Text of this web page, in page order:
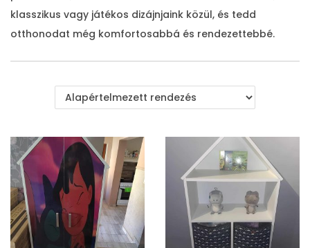
a
t
n
n
t
klasszikus vagy játékos dizájnjaink közül, és tedd
otthonodat még komfortosabbá és rendezettebbé.